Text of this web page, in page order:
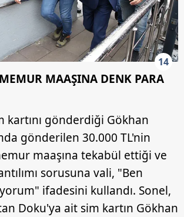
14
MAAŞINA DENK PARA
kartını gönderdiği Gökhan
gönderilen 30.000 TL'nin
maaşına tekabül ettiği ve
sorusuna vali, "Ben
ifadesini kullandı. Sonel,
Doku'ya ait sim kartın Gökhan